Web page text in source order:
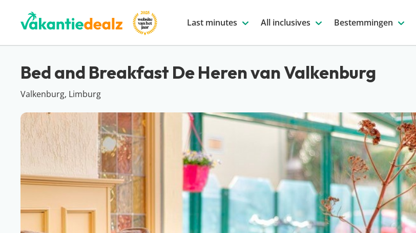
Last minutes All inclusives Bestemmingen
Bed and Breakfast De Heren van Valkenburg
Valkenburg, Limburg